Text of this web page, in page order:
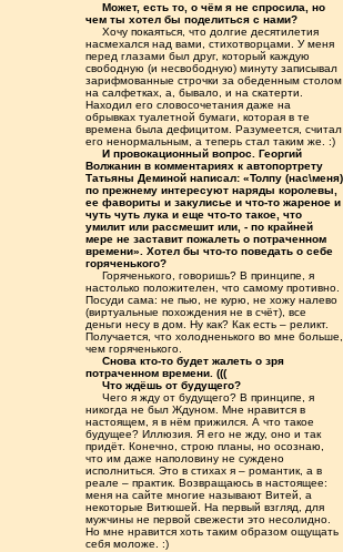
.....Может, есть то, о чём я не спросила, но
чем ты хотел бы поделиться с нами?
.....Хочу покаяться, что долгие десятилетия
насмехался над вами, стихотворцами. У меня
перед глазами был друг, который каждую
свободную (и несвободную) минуту записывал
зарифмованные строчки за обеденным столом
на салфетках, а, бывало, и на скатерти.
Находил его словосочетания даже на
обрывках туалетной бумаги, которая в те
времена была дефицитом. Разумеется, считал
его ненормальным, а теперь стал таким же. :)
.....И провокационный вопрос. Георгий
Волжанин в комментариях к автопортрету
Татьяны Деминой написал: «Толпу (нас\меня)
по прежнему интересуют наряды королевы,
ее фавориты и закулисье и что-то жареное и
чуть чуть лука и еще что-то такое, что
умилит или рассмешит или, - по крайней
мере не заставит пожалеть о потраченном
времени». Хотел бы что-то поведать о себе
горяченького?
.....Горяченького, говоришь? В принципе, я
настолько положителен, что самому противно.
Посуди сама: не пью, не курю, не хожу налево
(виртуальные похождения не в счёт), все
деньги несу в дом. Ну как? Как есть – реликт.
Получается, что холодненького во мне больше,
чем горяченького.
.....Снова кто-то будет жалеть о зря
потраченном времени. (((
.....Что ждёшь от будущего?
.....Чего я жду от будущего? В принципе, я
никогда не был Ждуном. Мне нравится в
настоящем, я в нём прижился. А что такое
будущее? Иллюзия. Я его не жду, оно и так
придёт. Конечно, строю планы, но осознаю,
что им даже наполовину не суждено
исполниться. Это в стихах я – романтик, а в
реале – практик. Возвращаюсь в настоящее:
меня на сайте многие называют Витей, а
некоторые Витюшей. На первый взгляд, для
мужчины не первой свежести это несолидно.
Но мне нравится хоть таким образом ощущать
себя моложе. :)